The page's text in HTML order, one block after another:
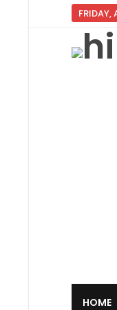
FRIDAY,
HOME